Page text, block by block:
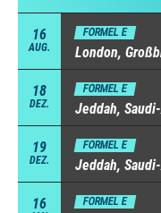
16
AUG.
FORMEL E
London,
18
DEZ.
FORMEL E
Jeddah,
19
DEZ.
FORMEL E
Jeddah,
16 FORMEL E